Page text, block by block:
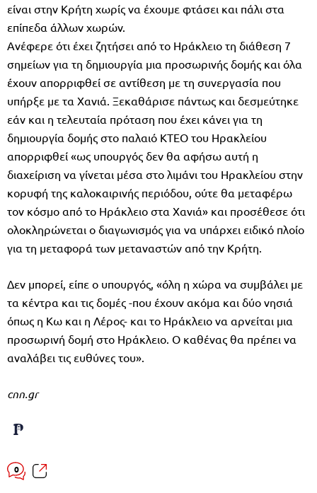
είναι στην Κρήτη χωρίς να έχουμε φτάσει και πάλι στα
επίπεδα άλλων χωρών.
Ανέφερε ότι έχει ζητήσει από το Ηράκλειο τη διάθεση 7
σημείων για τη δημιουργία μια προσωρινής δομής και όλα
έχουν απορριφθεί σε αντίθεση με τη συνεργασία που
υπήρξε με τα Χανιά. Ξεκαθάρισε πάντως και δεσμεύτηκε
εάν και η τελευταία πρόταση που έχει κάνει για τη
δημιουργία δομής στο παλαιό ΚΤΕΟ του Ηρακλείου
απορριφθεί «ως υπουργός δεν θα αφήσω αυτή η
διαχείριση να γίνεται μέσα στο λιμάνι του Ηρακλείου στην
κορυφή της καλοκαιρινής περιόδου, ούτε θα μεταφέρω
τον κόσμο από το Ηράκλειο στα Χανιά» και προσέθεσε ότι
ολοκληρώνεται ο διαγωνισμός για να υπάρχει ειδικό πλοίο
για τη μεταφορά των μεταναστών από την Κρήτη.
Δεν μπορεί, είπε ο υπουργός, «όλη η χώρα να συμβάλει με
τα κέντρα και τις δομές -που έχουν ακόμα και δύο νησιά
όπως η Κω και η Λέρος- και το Ηράκλειο να αρνείται μια
προσωρινή δομή στο Ηράκλειο. Ο καθένας θα πρέπει να
αναλάβει τις ευθύνες του».
cnn.gr
0